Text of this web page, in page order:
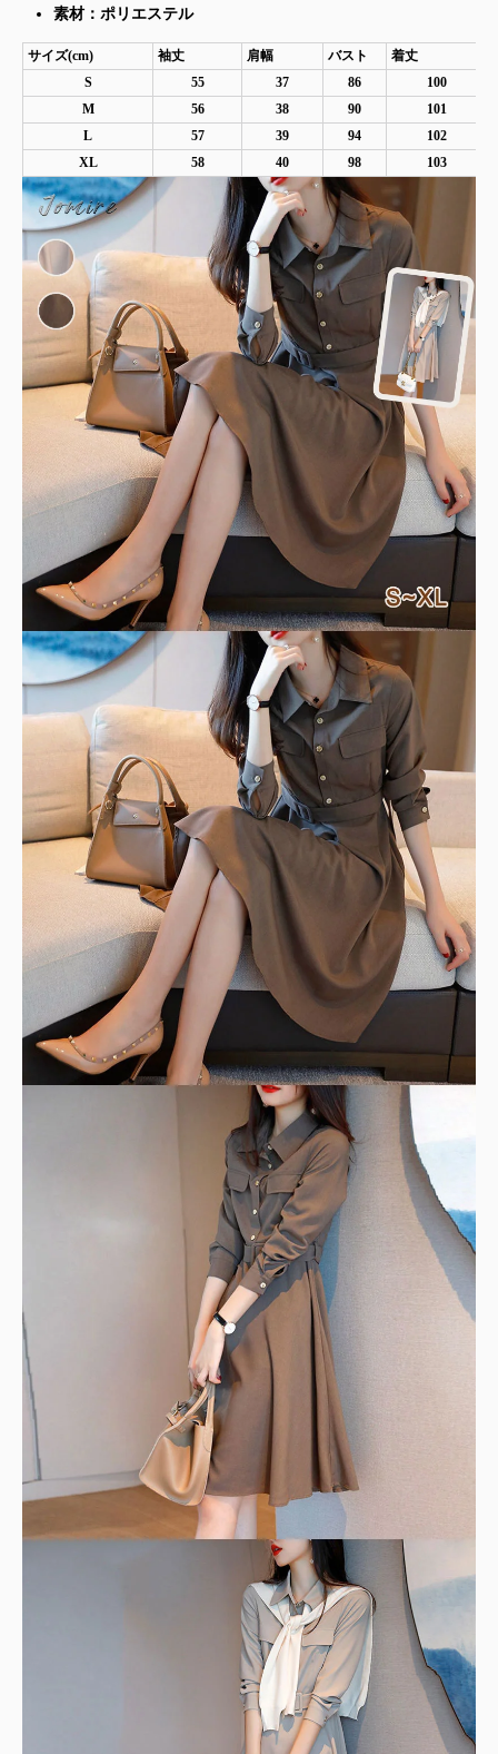
素材：ポリエステル
サイズ(cm) 袖丈 肩幅 バスト
着丈
S
55 37 86
100
M
56 38 90
101
L
57 39 94
102
XL
58 40 98 103